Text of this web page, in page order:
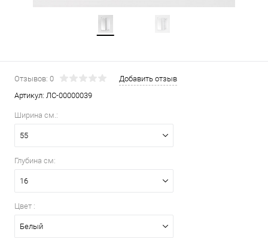
Отзывов: 0
Добавить отзыв
Артикул: ЛС-00000039
Ширина см.:
55
Глубина см:
16
Цвет :
Белый